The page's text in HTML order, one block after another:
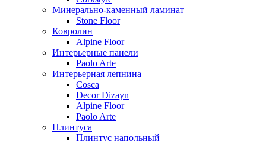
Минерально-каменный ламинат
Stone Floor
Ковролин
Alpine Floor
Интерьерные панели
Paolo Arte
Интерьерная лепнина
Cosca
Decor Dizayn
Alpine Floor
Paolo Arte
Плинтуса
Плинтус напольный